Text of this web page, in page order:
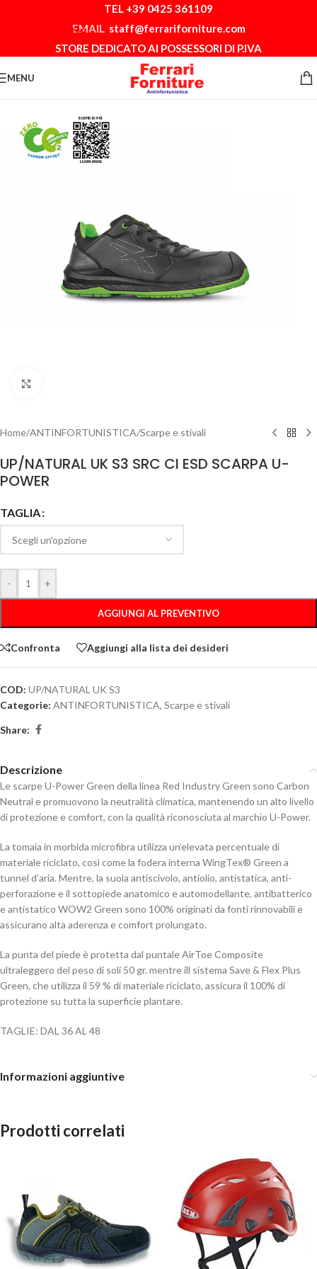
Skip to main content
TEL +39 0425 361109
EMAIL staff@ferrariforniture.com
STORE DEDICATO AI POSSESSORI DI P.IVA
MENU
Home/ANTINFORTUNISTICA/Scarpe e stivali
UP/NATURAL UK S3 SRC CI ESD SCARPA U-
POWER
TAGLIA
- +
AGGIUNGI AL PREVENTIVO
Confronta Aggiungi alla lista dei desideri
COD: UP/NATURAL UK S3
Categorie: ANTINFORTUNISTICA, Scarpe e stivali
Share:
Descrizione
Le scarpe U-Power Green della linea Red Industry Green sono Carbon
Neutral e promuovono la neutralità climatica, mantenendo un alto livello
di protezione e comfort, con la qualità riconosciuta al marchio U-Power.
La tomaia in morbida microfibra utilizza un’elevata percentuale di
materiale riciclato, così come la fodera interna WingTex® Green a
tunnel d’aria. Mentre, la suola antiscivolo, antiolio, antistatica, anti-
perforazione e il sottopiede anatomico e automodellante, antibatterico
e antistatico WOW2 Green sono 100% originati da fonti rinnovabili e
assicurano alta aderenza e comfort prolungato.
La punta del piede è protetta dal puntale AirToe Composite
ultraleggero del peso di soli 50 gr. mentre ill sistema Save & Flex Plus
Green, che utilizza il 59 % di materiale riciclato, assicura il 100% di
protezione su tutta la superficie plantare.
TAGLIE: DAL 36 AL 48
Informazioni aggiuntive
Prodotti correlati